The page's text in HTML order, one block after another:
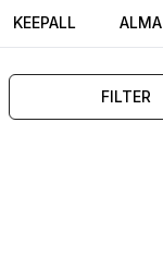
KEEPALL ALMA
FILTER